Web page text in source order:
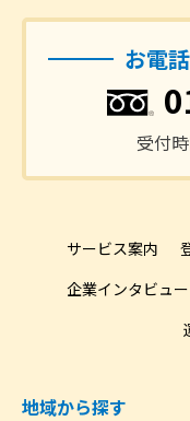
お電
受付
サービス案内
企業インタビュー
地域から探す